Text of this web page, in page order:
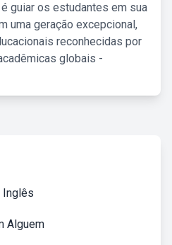
guiar os estudantes em sua
uma geração excepcional,
reconhecidas por
globais -
Inglês
Alguem